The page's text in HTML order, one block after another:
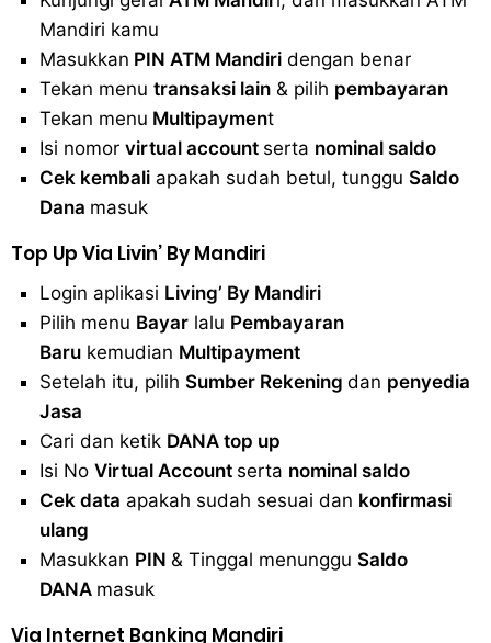
Mandiri kamu
Masukkan PIN ATM Mandiridengan benar
Tekan menu transaksi lain& pilih pembayaran
Tekan menu Multipayment
Isi nomor virtual account serta nominal saldo
Cek kembaliapakah sudah betul, tunggu Saldo
Dana masuk
Top Up Via Livin’ By Mandiri
Login aplikasi Living’ By Mandiri
Pilih menu Bayarlalu Pembayaran
Barukemudian Multipayment
Setelah itu, pilih Sumber Rekening dan penyedia
Jasa
Cari dan ketik DANA top up
Isi No Virtual Account serta nominal saldo
Cek data apakah sudah sesuai dan konfirmasi
ulang
Masukkan PIN & Tinggal menunggu Saldo
DANA masuk
Via Internet Banking Mandiri